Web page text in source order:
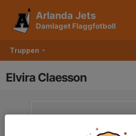
Truppen
Arlanda Jets
Damlaget Flaggfotboll
Elvira Claesson